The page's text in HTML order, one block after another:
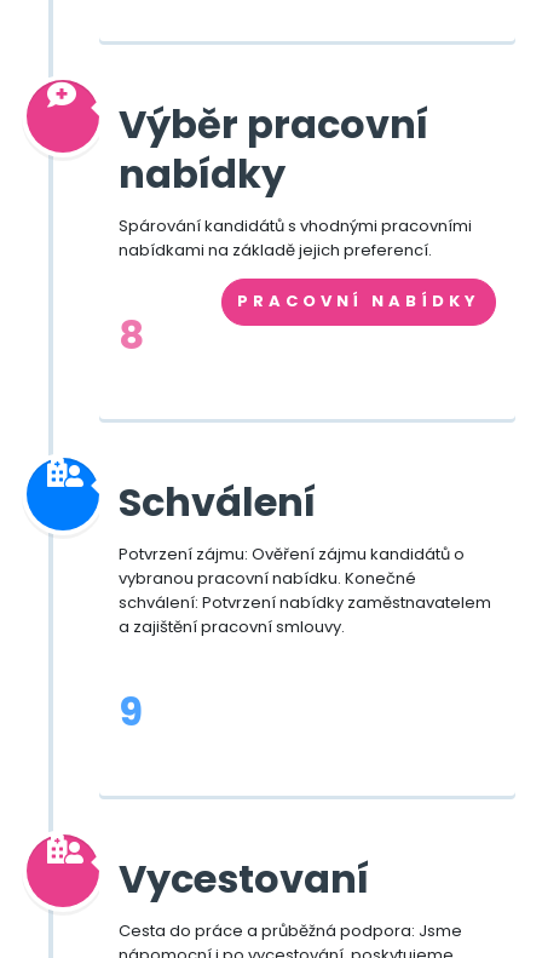
Výběr pracovní
nabídky
Spárování kandidátů s vhodnými pracovními
nabídkami na základě jejich preferencí.
PRACOVNÍ NABÍDKY
8
Schválení
Potvrzení zájmu: Ověření zájmu kandidátů o
vybranou pracovní nabídku. Konečné
schválení: Potvrzení nabídky zaměstnavatelem
a zajištění pracovní smlouvy.
9
Vycestovaní
Cesta do práce a průběžná podpora: Jsme